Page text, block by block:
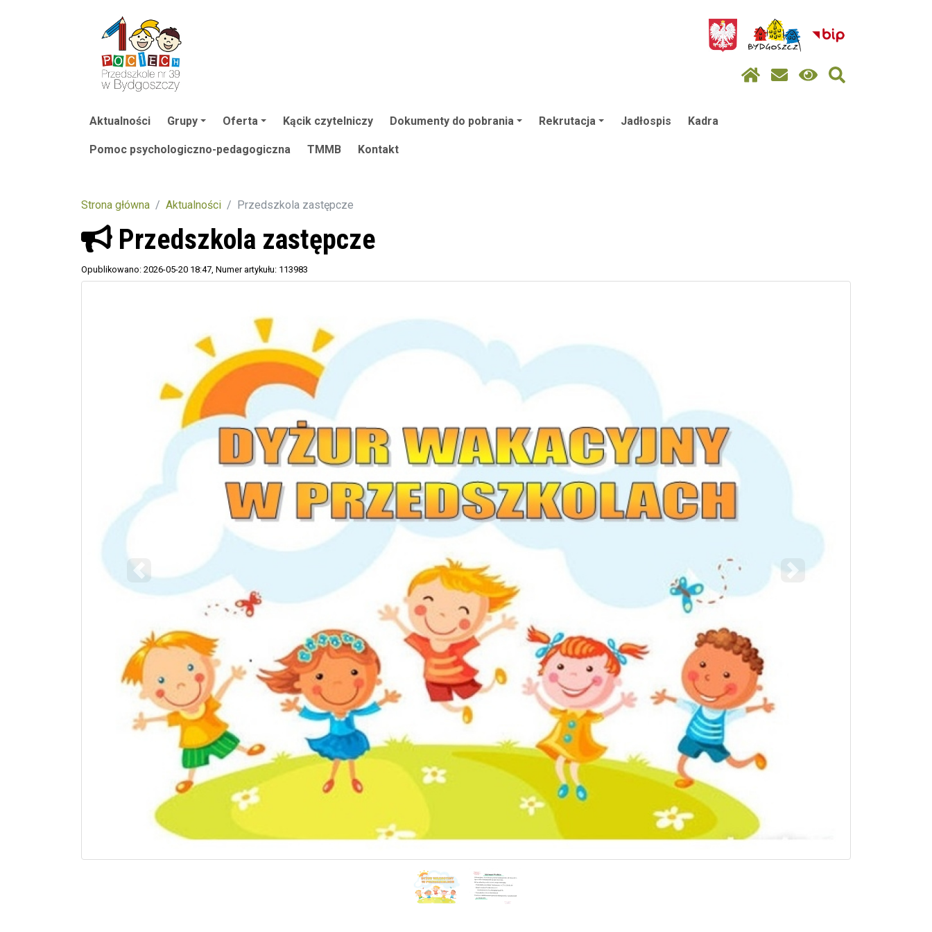
Aktualności Grupy Oferta Kącik czytelniczy Dokumenty do pobrania Rekrutacja Jadłospis Kadra
Pomoc psychologiczno-pedagogiczna TMMB Kontakt
Strona główna Aktualności Przedszkola zastępcze
Przedszkola zastępcze
Opublikowano: 2026-05-20 18:47 , Numer artykułu: 113983
Poprzedni